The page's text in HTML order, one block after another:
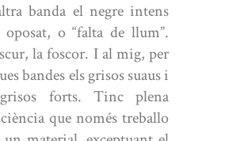
banda el negre intens
o “falta de llum”.
la foscor. I al mig, per
bandes els grisos suaus i
forts. Tinc plena
que només treballo